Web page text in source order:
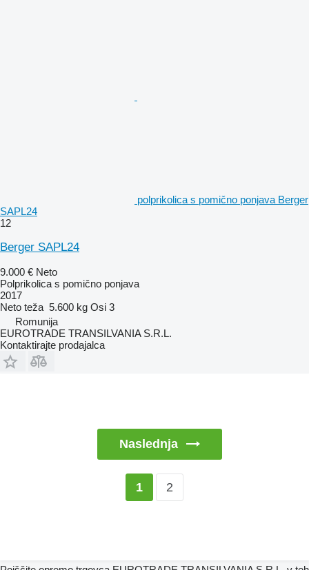
polprikolica s pomično ponjava Berger
SAPL24
12
Berger SAPL24
9.000 € Neto
Polprikolica s pomično ponjava
2017
Neto teža 5.600 kg Osi 3
Romunija
EUROTRADE TRANSILVANIA S.R.L.
Kontaktirajte prodajalca
Naslednja
1 2